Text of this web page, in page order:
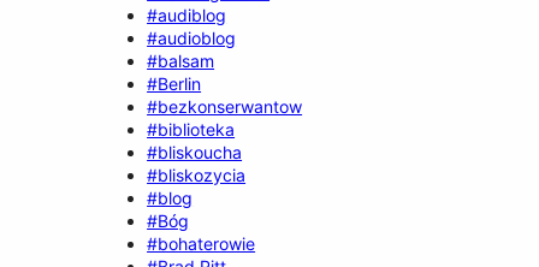
#audiblog
#audioblog
#balsam
#Berlin
#bezkonserwantow
#biblioteka
#bliskoucha
#bliskozycia
#blog
#Bóg
#bohaterowie